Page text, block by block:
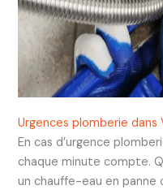
Urgences plomberie dans
En cas d’urgence
chaque minute compte.
un chauffe-eau en panne